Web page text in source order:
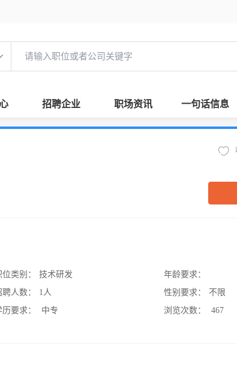
招聘企业 职场资讯 一句话信息
位类别：
技术研发
聘人数：
1人
历要求：
中专
年龄要求：
性别要求：
不限
浏览次数：
467